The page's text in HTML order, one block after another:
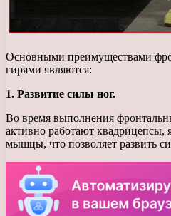
Основными преимуществами
гирями являются:
1. Развитие силы ног.
Во время выполнения
активно работают квадрицепсы,
мышцы, что позволяет развить